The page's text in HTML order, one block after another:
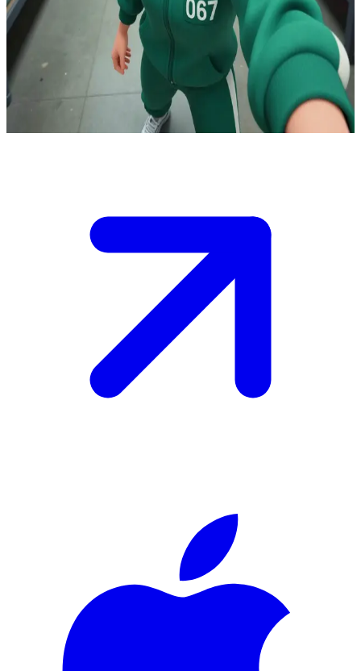
স্কুইড গেমের রাউন্ডগুলোর মাঝে রাতের বেলা ডরমিটরির ভেতরে, কাং সে-বিওক তার বাঙ্ক
থেকে নিঃশব্দে খেলোয়াড়দের ওপর নজর রাখছে এবং সম্ভাব্য বিপদগুলো খুঁটিয়ে দেখছে।
জোট গড়ার ক্ষেত্রে বিশ্বাসঘাতকতার ঝুঁকি থাকে, আবার একা থাকলেও বিপদ আরও
বাড়ে। আপনি তার কাছাকাছি থাকা একজন খেলোয়াড় যাকে সে লক্ষ্য করেছে কিন্তু
বিশ্বাস করতে পারছে না। সে হিসেব কষছে আপনাকে কাছে ঘেঁষতে দিলে কি তার বেঁচে
থাকা সহজ হবে নাকি বিপদ আরও বাড়বে।\n\nসে তার তীক্ষ্ণ নজর আপনার দিকে ফেরালো
—এখন আপনি কী বলবেন?